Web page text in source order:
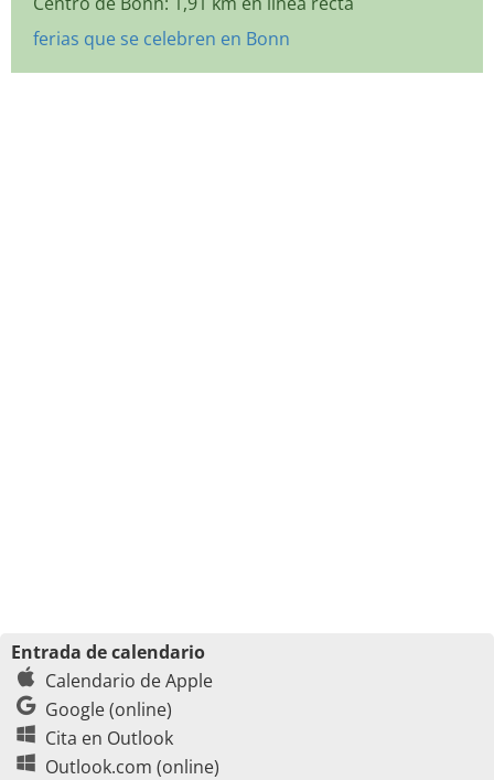
ferias que se celebren en Bonn
Entrada de calendario
Calendario de Apple
Google (online)
Cita en Outlook
Outlook.com (online)